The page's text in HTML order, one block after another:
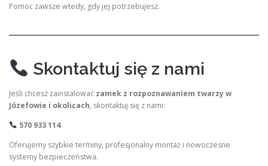
Pomoc zawsze wtedy, gdy jej potrzebujesz.
Skontaktuj się z nami
Jeśli chcesz zainstalować zamek z rozpoznawaniem twarzy w
Józefowie i okolicach, skontaktuj się z nami:
570 933 114
Oferujemy szybkie terminy, profesjonalny montaż i nowoczesne
systemy bezpieczeństwa.